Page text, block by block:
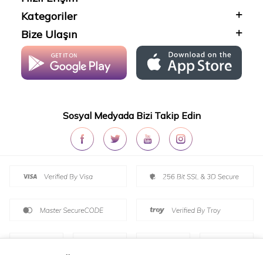
Kategoriler
Bize Ulaşın
Sosyal Medyada Bizi Takip Edin